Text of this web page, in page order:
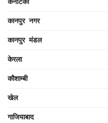
कानपुर नगर
कानपुर मंडल
केरला
कौशाम्बी
खेल
गाजियाबाद